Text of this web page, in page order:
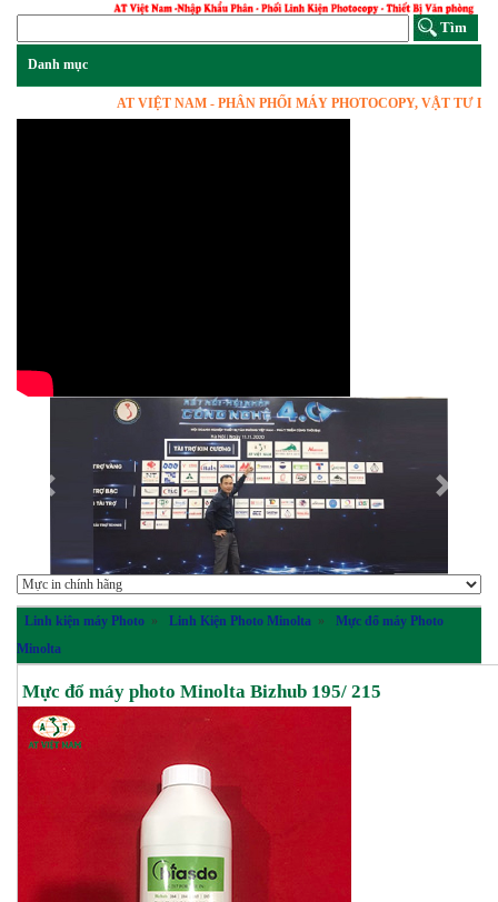
AT VIỆT NAM - PHÂN PHỐI MÁY PHOTOCOPY, VẬT TƯ LINH
Previous Next
Linh kiện máy Photo » Linh Kiện Photo Minolta »
Mực đổ máy Photo
Minolta
Mực đổ máy photo Minolta Bizhub 195/ 215